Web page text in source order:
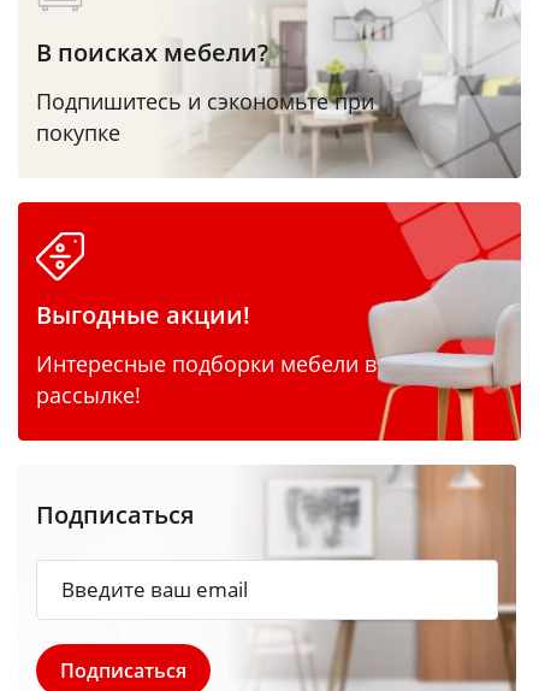
В поисках мебели?
Подпишитесь и сэкономьте при
покупке
Выгодные акции!
Интересные подборки мебели в
рассылке!
Подписаться